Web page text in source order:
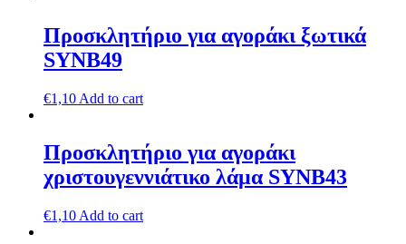
Προσκλητήριο για αγοράκι ξωτικά
SYNΒ49
€1,10 Add to cart
Προσκλητήριο για αγοράκι
χριστουγεννιάτικο λάμα SYNΒ43
€1,10 Add to cart